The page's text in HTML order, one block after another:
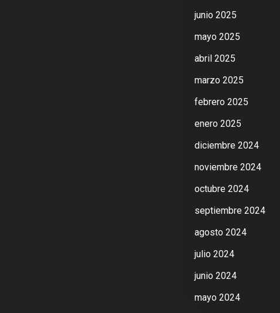
junio 2025
mayo 2025
abril 2025
marzo 2025
febrero 2025
enero 2025
diciembre 2024
noviembre 2024
octubre 2024
septiembre 2024
agosto 2024
julio 2024
junio 2024
mayo 2024